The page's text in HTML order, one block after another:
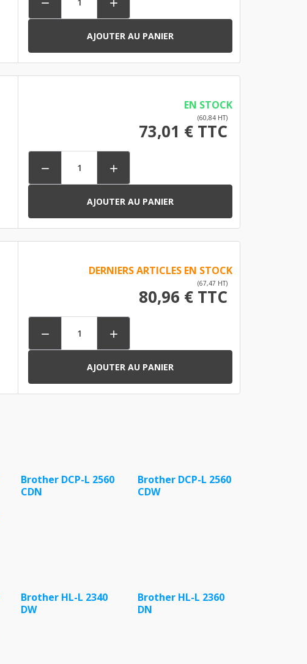
 
AJOUTER AU PANIER
EN STOCK
(60,84 HT)
73,01 € TTC
 
AJOUTER AU PANIER
DERNIERS ARTICLES EN STOCK
(67,47 HT)
80,96 € TTC
 
AJOUTER AU PANIER
Brother DCP-L 2560
CDN
Brother DCP-L 2560
CDW
Brother HL-L 2340
DW
Brother HL-L 2360
DN